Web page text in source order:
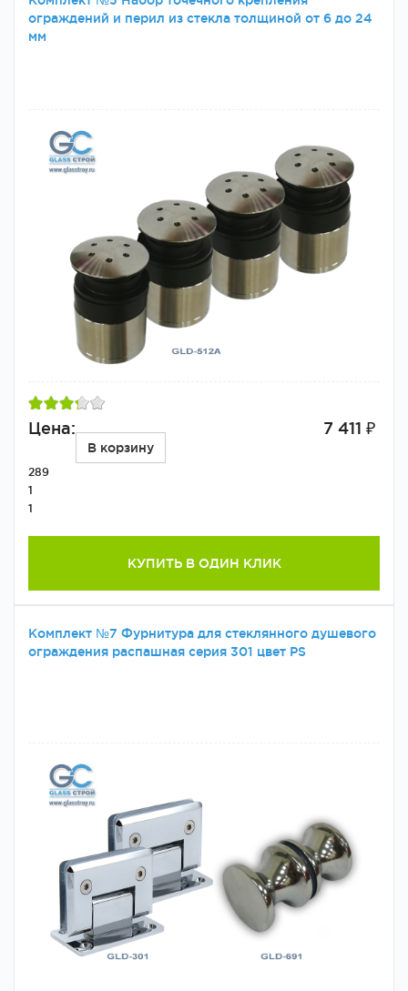
ограждений и перил из стекла толщиной от 6 до 24
мм
Цена: 7 411 ₽
В корзину
289
1
1
КУПИТЬ В ОДИН КЛИК
Комплект №7 Фурнитура для стеклянного душевого
ограждения распашная серия 301 цвет PS